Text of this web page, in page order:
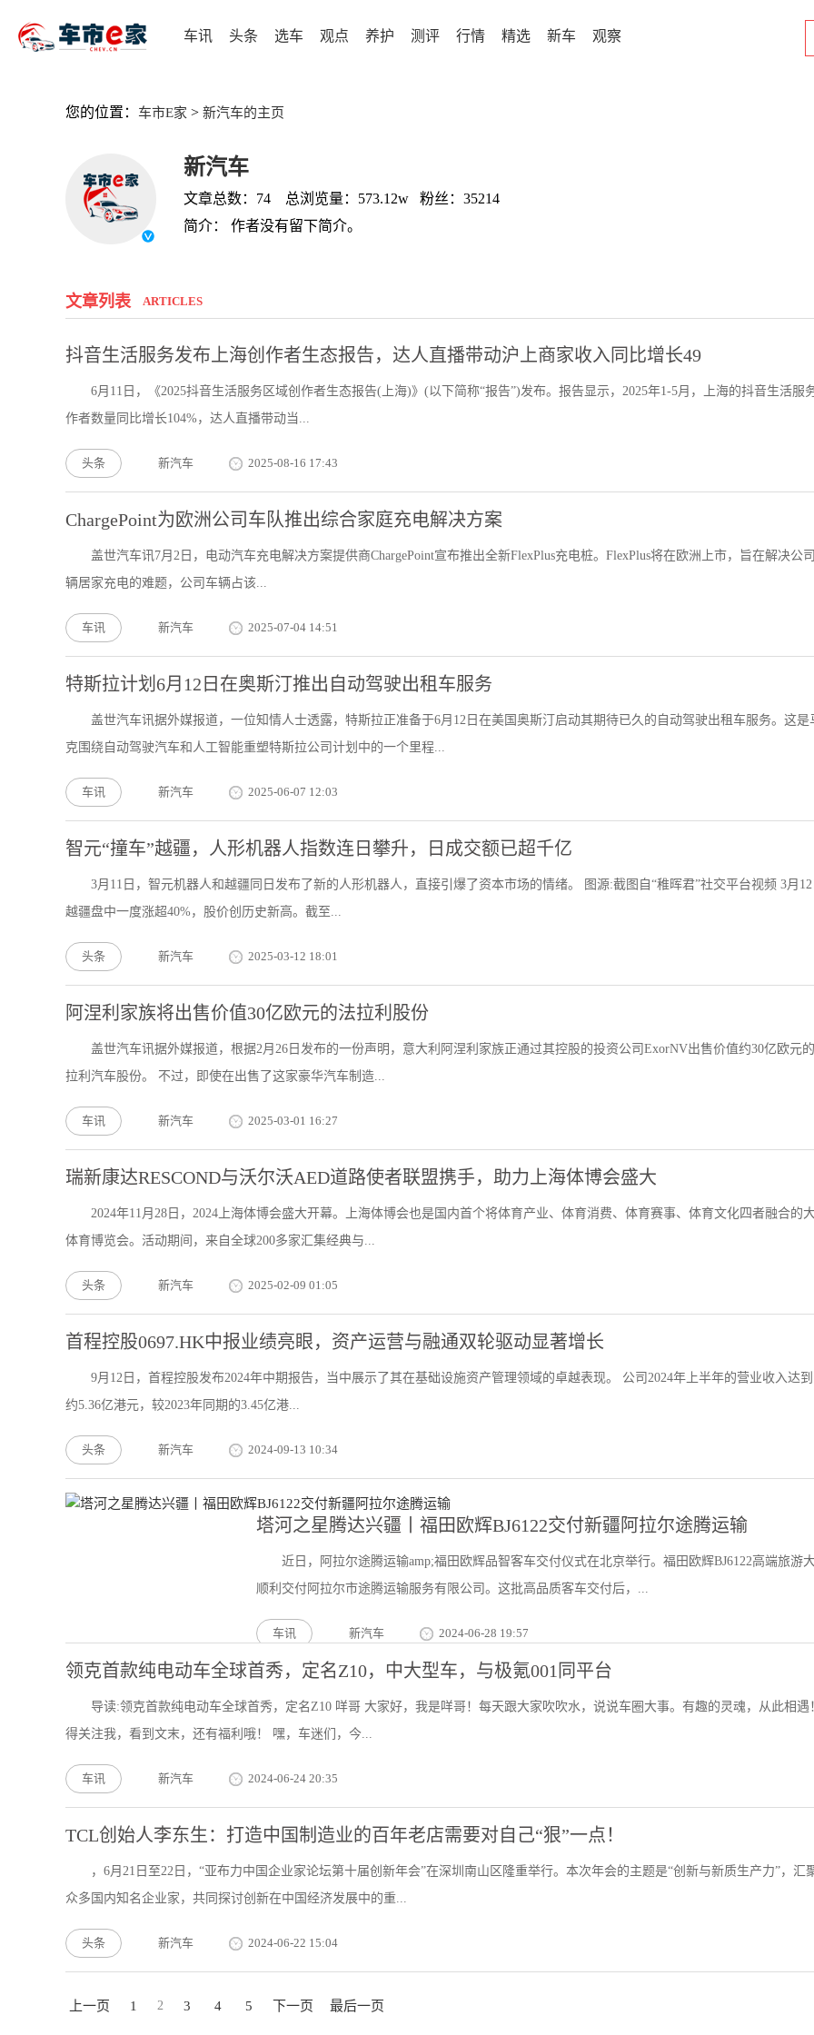
车讯 头条 选车 观点 养护 测评 行情 精选 新车 观察
您的位置： 车市E家 > 新汽车的主页
新汽车
文章总数：74 总浏览量：573.12w 粉丝：35214
简介： 作者没有留下简介。
文章列表 ARTICLES
抖音生活服务发布上海创作者生态报告，达人直播带动沪上商家收入同比增长49
6月11日，《2025抖音生活服务区域创作者生态报告(上海)》(以下简称“报告”)发布。报告显示，2025年1-5月，上海的抖音生活服
作者数量同比增长104%，达人直播带动当...
头条 新汽车 2025-08-16 17:43
ChargePoint为欧洲公司车队推出综合家庭充电解决方案
盖世汽车讯7月2日，电动汽车充电解决方案提供商ChargePoint宣布推出全新FlexPlus充电桩。FlexPlus将在欧洲上市，旨在解决公
辆居家充电的难题，公司车辆占该...
车讯 新汽车 2025-07-04 14:51
特斯拉计划6月12日在奥斯汀推出自动驾驶出租车服务
盖世汽车讯据外媒报道，一位知情人士透露，特斯拉正准备于6月12日在美国奥斯汀启动其期待已久的自动驾驶出租车服务。这是
克围绕自动驾驶汽车和人工智能重塑特斯拉公司计划中的一个里程...
车讯 新汽车 2025-06-07 12:03
智元“撞车”越疆，人形机器人指数连日攀升，日成交额已超千亿
3月11日，智元机器人和越疆同日发布了新的人形机器人，直接引爆了资本市场的情绪。 图源:截图自“稚晖君”社交平台视频 3月12
越疆盘中一度涨超40%，股价创历史新高。截至...
头条 新汽车 2025-03-12 18:01
阿涅利家族将出售价值30亿欧元的法拉利股份
盖世汽车讯据外媒报道，根据2月26日发布的一份声明，意大利阿涅利家族正通过其控股的投资公司ExorNV出售价值约30亿欧元
拉利汽车股份。 不过，即使在出售了这家豪华汽车制造...
车讯 新汽车 2025-03-01 16:27
瑞新康达RESCOND与沃尔沃AED道路使者联盟携手，助力上海体博会盛大
2024年11月28日，2024上海体博会盛大开幕。上海体博会也是国内首个将体育产业、体育消费、体育赛事、体育文化四者融合的
体育博览会。活动期间，来自全球200多家汇集经典与...
头条 新汽车 2025-02-09 01:05
首程控股0697.HK中报业绩亮眼，资产运营与融通双轮驱动显著增长
9月12日，首程控股发布2024年中期报告，当中展示了其在基础设施资产管理领域的卓越表现。 公司2024年上半年的营业收入达到
约5.36亿港元，较2023年同期的3.45亿港...
头条 新汽车 2024-09-13 10:34
塔河之星腾达兴疆丨福田欧辉BJ6122交付新疆阿拉尔途腾运输
近日，阿拉尔途腾运输amp;福田欧辉品智客车交付仪式在北京举行。福田欧辉BJ6122高端旅游
顺利交付阿拉尔市途腾运输服务有限公司。这批高品质客车交付后，...
车讯 新汽车 2024-06-28 19:57
领克首款纯电动车全球首秀，定名Z10，中大型车，与极氪001同平台
导读:领克首款纯电动车全球首秀，定名Z10 咩哥 大家好，我是咩哥！每天跟大家吹吹水，说说车圈大事。有趣的灵魂，从此相遇
得关注我，看到文末，还有福利哦！ 嘿，车迷们，今...
车讯 新汽车 2024-06-24 20:35
TCL创始人李东生：打造中国制造业的百年老店需要对自己“狠”一点！
，6月21日至22日，“亚布力中国企业家论坛第十届创新年会”在深圳南山区隆重举行。本次年会的主题是“创新与新质生产力”，汇
众多国内知名企业家，共同探讨创新在中国经济发展中的重...
头条 新汽车 2024-06-22 15:04
上一页 1 2 3 4 5 下一页 最后一页